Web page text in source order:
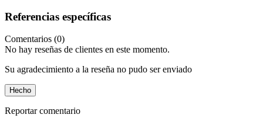
Referencias específicas
Comentarios (0)
No hay reseñas de clientes en este momento.
Su agradecimiento a la reseña no pudo ser enviado
Hecho
Reportar comentario